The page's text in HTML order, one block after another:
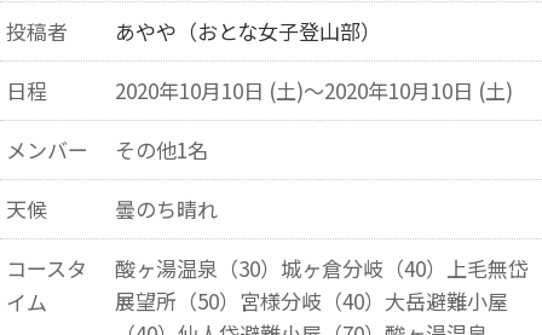
投稿者
あやや（おとな女子登山部）
日程
2020年10月10日 (土)～2020年10月10日 (土)
メンバー
その他1名
天候
曇のち晴れ
コースタ
イム
酸ヶ湯温泉（30）城ヶ倉分岐（40）上毛無岱
展望所（50）宮様分岐（40）大岳避難小屋